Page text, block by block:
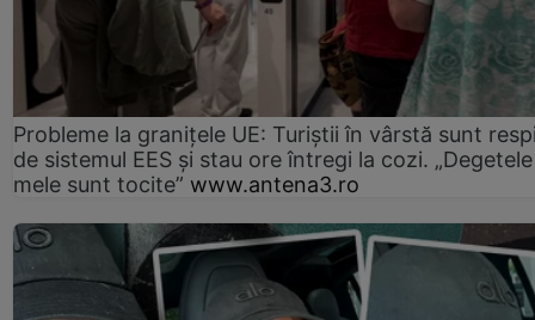
Probleme la granițele UE: Turiștii în vârstă sunt
de sistemul EES și stau ore întregi la cozi. „Degetele
mele sunt tocite” www.antena3.ro